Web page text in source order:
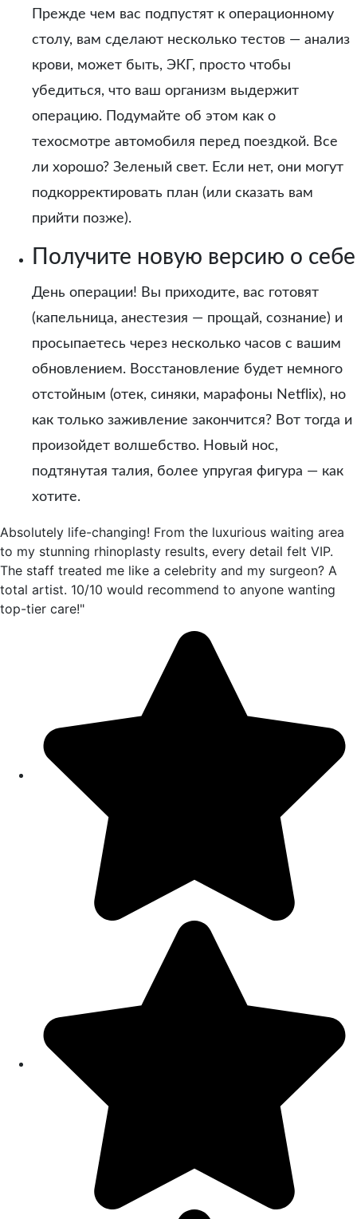
Прежде чем вас подпустят к операционному
столу, вам сделают несколько тестов — анализ
крови, может быть, ЭКГ, просто чтобы
убедиться, что ваш организм выдержит
операцию. Подумайте об этом как о
техосмотре автомобиля перед поездкой. Все
ли хорошо? Зеленый свет. Если нет, они могут
подкорректировать план (или сказать вам
прийти позже).
Получите новую версию о себе
День операции! Вы приходите, вас готовят
(капельница, анестезия — прощай, сознание) и
просыпаетесь через несколько часов с вашим
обновлением. Восстановление будет немного
отстойным (отек, синяки, марафоны Netflix), но
как только заживление закончится? Вот тогда и
произойдет волшебство. Новый нос,
подтянутая талия, более упругая фигура — как
хотите.
Absolutely life-changing! From the luxurious waiting area
to my stunning rhinoplasty results, every detail felt VIP.
The staff treated me like a celebrity and my surgeon? A
total artist. 10/10 would recommend to anyone wanting
top-tier care!"